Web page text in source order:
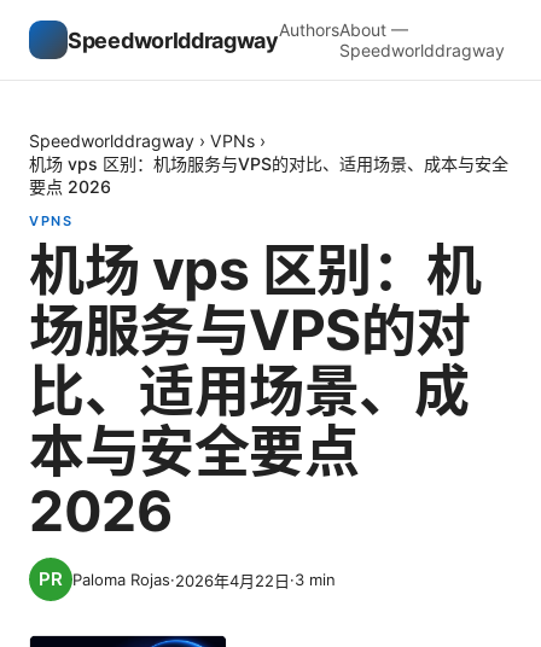
SpeedworlddragwayAuthorsAbout —
Speedworlddragway
Speedworlddragway › VPNs ›
机场 vps 区别：机场服务与VPS的对比、适用场景、成本与安全
要点 2026
VPNS
机场 vps 区别：机
场服务与VPS的对
比、适用场景、成
本与安全要点
2026
Paloma Rojas·2026年4月22日·3 min